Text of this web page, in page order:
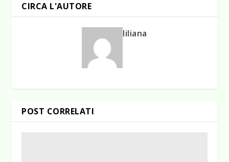
CIRCA L'AUTORE
liliana
POST CORRELATI